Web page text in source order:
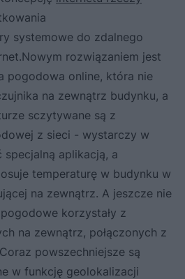
systemowe do zdalnego
rozwiązaniem jest
pogodowa online, która nie
na zewnątrz budynku, a
sczytywane są z
z sieci - wystarczy w
aplikacją, a
temperaturę w budynku w
na zewnątrz. A jeszcze nie
korzystały z
na zewnątrz, połączonych z
powszechniejsze są
w funkcję geolokalizacji